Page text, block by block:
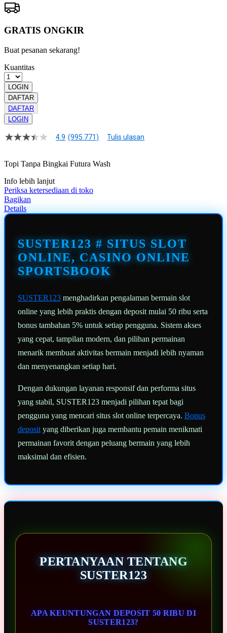
GRATIS ONGKIR
Buat pesanan sekarang!
Kuantitas
LOGIN
DAFTAR
DAFTAR
LOGIN
4.9
bintang,
rating
rata-
rata.
Read
13
Reviews.
halaman
yang
sama.
4.9 (995.771) Tulis ulasan
Topi Tanpa Bingkai Futura Wash
Info lebih lanjut
Periksa ketersediaan di toko
Bagikan
Details
SUSTER123 # SITUS SLOT
ONLINE, CASINO ONLINE
SPORTSBOOK
SUSTER123 menghadirkan pengalaman bermain slot
online yang lebih praktis dengan deposit mulai 50 ribu serta
bonus tambahan 5% untuk setiap pengguna. Sistem akses
yang cepat, tampilan modern, dan pilihan permainan
menarik membuat aktivitas bermain menjadi lebih nyaman
dan menyenangkan setiap hari.
Dengan dukungan layanan responsif dan performa situs
yang stabil, SUSTER123 menjadi pilihan tepat bagi
pengguna yang mencari situs slot online terpercaya. Bonus
deposit yang diberikan juga membantu pemain menikmati
permainan favorit dengan peluang bermain yang lebih
maksimal dan efisien.
PERTANYAAN TENTANG
SUSTER123
APA KEUNTUNGAN DEPOSIT 50 RIBU DI
SUSTER123?